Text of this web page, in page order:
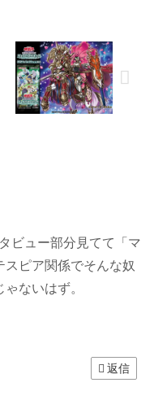
ビュー部分見てて「マ
ピア関係でそんな奴
ないはず。
返信